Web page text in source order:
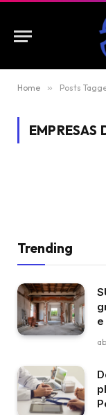
Home » Posts
EMPRESAS
Trending